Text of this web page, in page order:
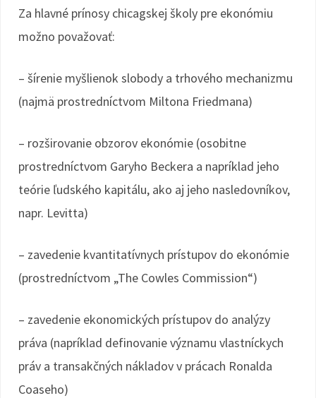
Za hlavné prínosy chicagskej školy pre ekonómiu
možno považovať:
– šírenie myšlienok slobody a trhového mechanizmu
(najmä prostredníctvom Miltona Friedmana)
– rozširovanie obzorov ekonómie (osobitne
prostredníctvom Garyho Beckera a napríklad jeho
teórie ľudského kapitálu, ako aj jeho nasledovníkov,
napr. Levitta)
– zavedenie kvantitatívnych prístupov do ekonómie
(prostredníctvom „The Cowles Commission“)
– zavedenie ekonomických prístupov do analýzy
práva (napríklad definovanie významu vlastníckych
práv a transakčných nákladov v prácach Ronalda
Coaseho)